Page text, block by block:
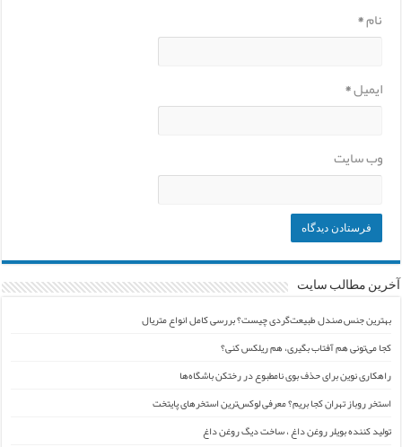
نام*
ایمیل*
وب‌ سایت
آخرین مطالب سایت
بهترین جنس صندل طبیعت‌گردی چیست؟ بررسی کامل انواع متریال
کجا می‌تونی هم آفتاب بگیری، هم ریلکس کنی؟
راهکاری نوین برای حذف بوی نامطبوع در رختکن باشگاه‌ها
استخر روباز تهران کجا بریم؟ معرفی لوکس‌ترین استخرهای پایتخت
تولید کننده بویلر روغن داغ ، ساخت دیگ روغن داغ